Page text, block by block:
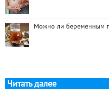
Можно ли беременным
Читать далее